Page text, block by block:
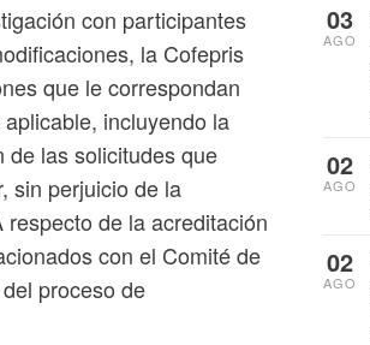
con participantes
la Cofepris
que le correspondan
incluyendo la
de las solicitudes que
sin perjuicio de la
de la acreditación
con el Comité de
proceso de
03
AGO
02
AGO
02
AGO